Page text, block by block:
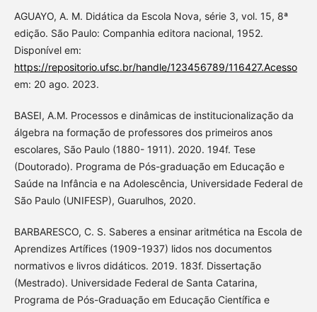
AGUAYO, A. M. Didática da Escola Nova, série 3, vol. 15, 8ª
edição. São Paulo: Companhia editora nacional, 1952.
Disponível em:
https://repositorio.ufsc.br/handle/123456789/116427.Acesso
em: 20 ago. 2023.
BASEI, A.M. Processos e dinâmicas de institucionalização da
álgebra na formação de professores dos primeiros anos
escolares, São Paulo (1880- 1911). 2020. 194f. Tese
(Doutorado). Programa de Pós-graduação em Educação e
Saúde na Infância e na Adolescência, Universidade Federal de
São Paulo (UNIFESP), Guarulhos, 2020.
BARBARESCO, C. S. Saberes a ensinar aritmética na Escola de
Aprendizes Artífices (1909-1937) lidos nos documentos
normativos e livros didáticos. 2019. 183f. Dissertação
(Mestrado). Universidade Federal de Santa Catarina,
Programa de Pós-Graduação em Educação Científica e